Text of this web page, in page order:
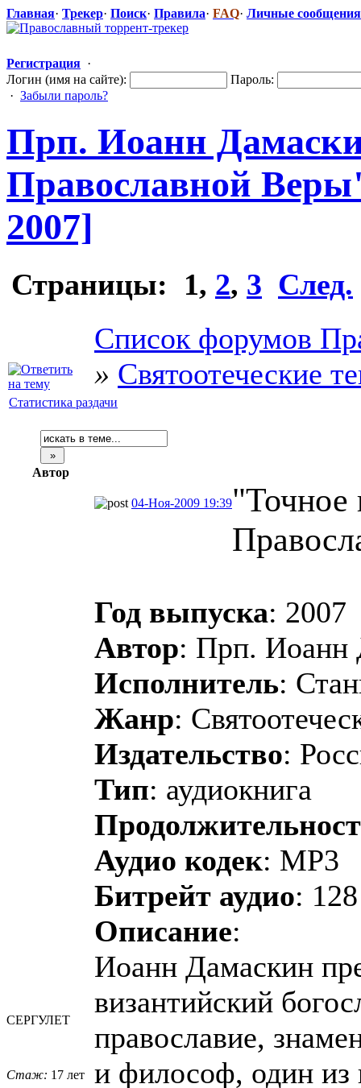
Главная· Трекер· Поиск· Правила· FAQ· Личные сообщения
Регистрация ·
Логин (имя на сайте):
Пароль:
· Забыли пароль?
Прп. Иоанн
Православной
2007]
Страницы: 1, 2, 3 След.
Список форумов
» Святоотеческие
Статистика раздачи
Автор
СЕРГУЛЕТ
Стаж: 17 лет
04-Ноя-2009 19:39"Точное
Год выпуска: 2007
Автор: Прп. Иоанн
Исполнитель:
Жанр:
Издательство:
Тип: аудиокнига
Аудио кодек: MP3
Битрейт аудио:
Описание:
Иоанн Дамаскин
византийский
православие,
и философ, один из